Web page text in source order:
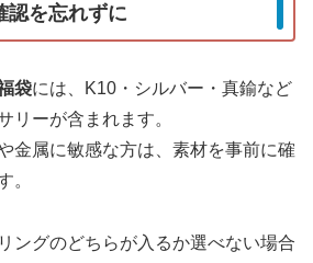
認を忘れずに
袋には、K10・シルバー・真鍮など
リーが含まれます。
金属に敏感な方は、素材を事前に確
。
ングのどちらが入るか選べない場合